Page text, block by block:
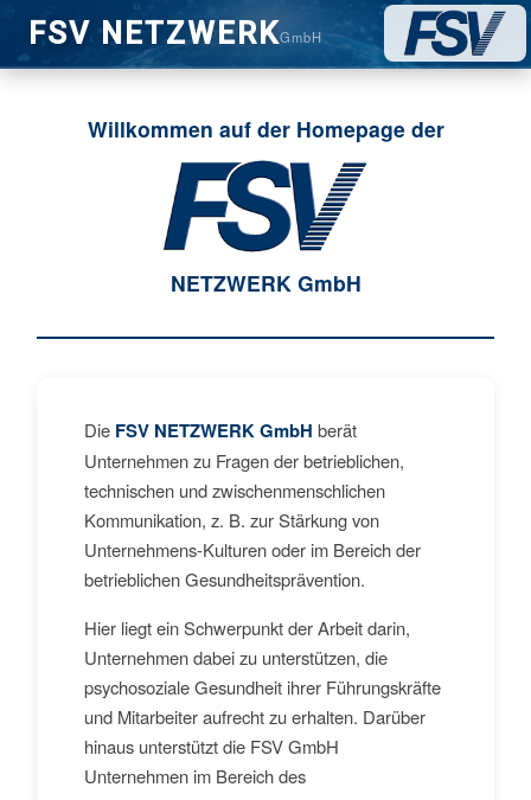
FSV NETZWERKGmbH
Willkommen auf der Homepage der
NETZWERK GmbH
Die FSV NETZWERK GmbH berät
Unternehmen zu Fragen der betrieblichen,
technischen und zwischenmenschlichen
Kommunikation, z. B. zur Stärkung von
Unternehmens-Kulturen oder im Bereich der
betrieblichen Gesundheitsprävention.
Hier liegt ein Schwerpunkt der Arbeit darin,
Unternehmen dabei zu unterstützen, die
psychosoziale Gesundheit ihrer Führungskräfte
und Mitarbeiter aufrecht zu erhalten. Darüber
hinaus unterstützt die FSV GmbH
Unternehmen im Bereich des